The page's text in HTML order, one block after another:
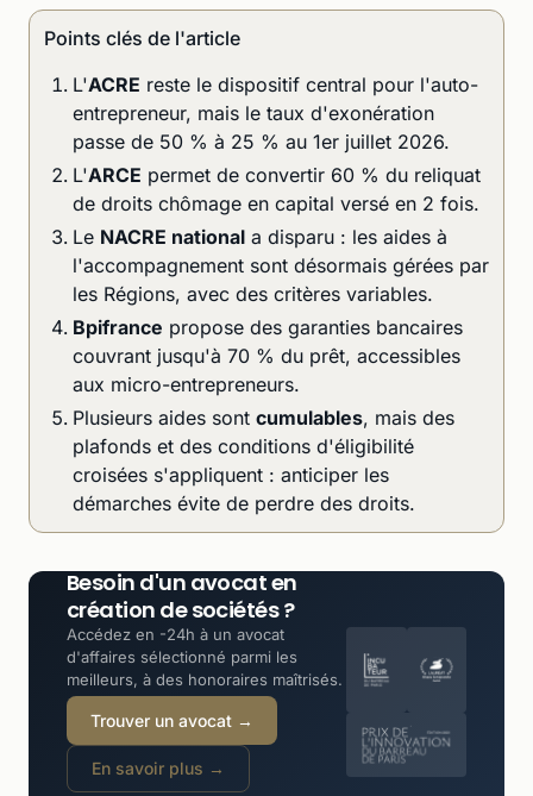
Points clés de l'article
L'ACRE reste le dispositif central pour l'auto-
entrepreneur, mais le taux d'exonération
passe de 50 % à 25 % au 1er juillet 2026.
L'ARCE permet de convertir 60 % du reliquat
de droits chômage en capital versé en 2 fois.
Le NACRE national a disparu : les aides à
l'accompagnement sont désormais gérées par
les Régions, avec des critères variables.
Bpifrance propose des garanties bancaires
couvrant jusqu'à 70 % du prêt, accessibles
aux micro-entrepreneurs.
Plusieurs aides sont cumulables, mais des
plafonds et des conditions d'éligibilité
croisées s'appliquent : anticiper les
démarches évite de perdre des droits.
Besoin d'un avocat en
création de sociétés ?
Accédez en -24h à un avocat
d'affaires sélectionné parmi les
meilleurs, à des honoraires maîtrisés.
Trouver un avocat →
En savoir plus →